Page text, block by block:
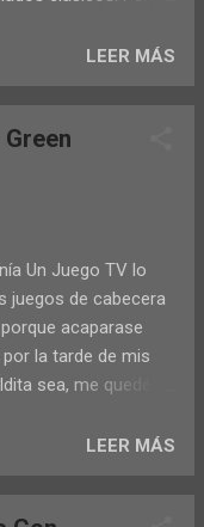
pormenores, el
y mucho más lo
video de
multitud de
Bob con la
comercial sino
fans siguen
nutrir unos ya de
Los autores (
hermano Un
nos ocupa ahora
de todo tipo de
estás al día de los
tus viejas
te apetece tener
de enhorabuena
nace de un
LEER MÁS
Un Juego TV lo
juegos de cabecera
acaparase
la tarde de mis
sea, me quedé
capa y espada:
técnicas
el pequeño
LEER MÁS